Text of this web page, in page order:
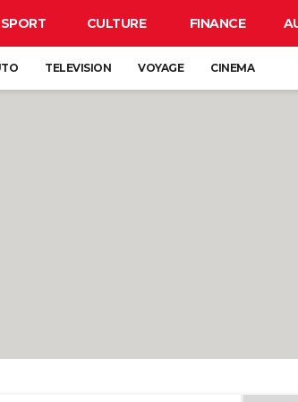
SPORT CULTURE FINANCE
TELEVISION VOYAGE CINEMA